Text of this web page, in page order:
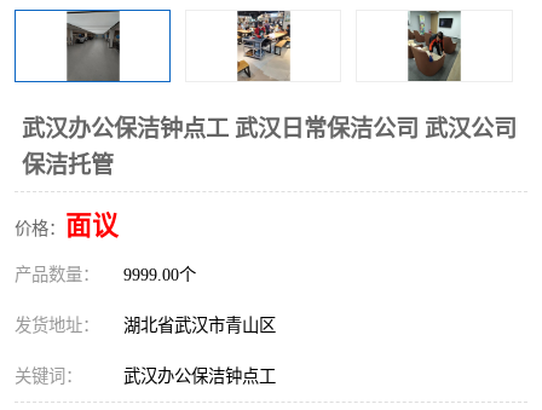
武汉办公保洁钟点工 武汉日常保洁公司 武汉公司
保洁托管
价格： 面议
产品数量： 9999.00个
发货地址： 湖北省武汉市青山区
关键词： 武汉办公保洁钟点工